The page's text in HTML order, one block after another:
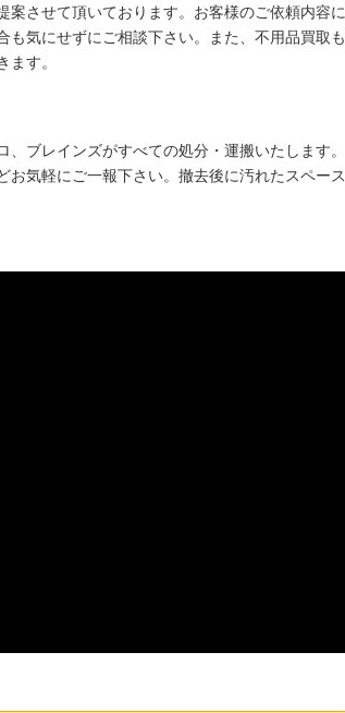
させて頂いております。お客様のご依頼内容
気にせずにご相談下さい。また、不用品買取
す。
ブレインズがすべての処分・運搬いたします。
気軽にご一報下さい。撤去後に汚れたスペー